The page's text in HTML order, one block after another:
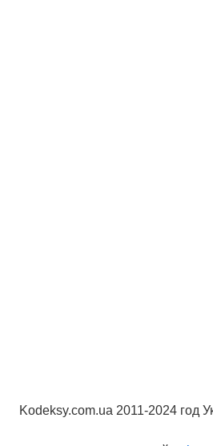
Kodeksy.com.ua 2011-2024 год